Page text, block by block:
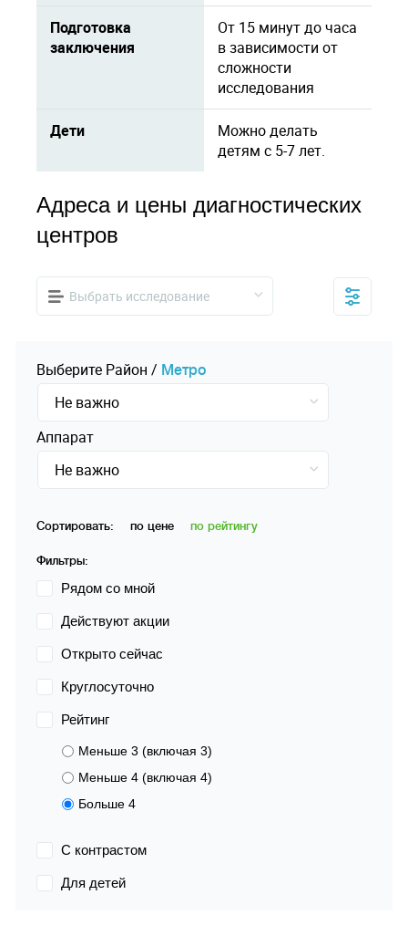
Подготовка
заключения
От 15 минут до часа
в зависимости от
сложности
исследования
Дети
Можно делать
детям с 5-7 лет.
Адреса и цены диагностических
центров
Выбрать исследование
Выберите Pайон / Mетро
Не важно
Аппарат
Не важно
Сортировать: по цене по рейтингу
Фильтры:
Рядом со мной
Действуют акции
Открыто сейчас
Круглосуточно
Рейтинг
Меньше 3 (включая 3)
Меньше 4 (включая 4)
Больше 4
С контрастом
Для детей